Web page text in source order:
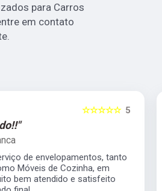
para Carros
em contato
5
☆☆☆☆☆
de envelopamentos, tanto
Móveis de Cozinha, em
bem atendido e satisfeito